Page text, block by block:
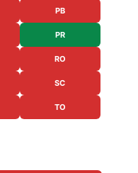
PB
PR
RO
SC
TO